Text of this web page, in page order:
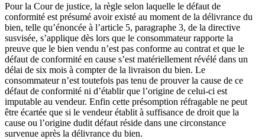
Pour la Cour de justice, la règle selon laquelle le défaut de
conformité est présumé avoir existé au moment de la délivrance du
bien, telle qu’énoncée à l’article 5, paragraphe 3, de la directive
susvisée, s’applique dès lors que le consommateur rapporte la
preuve que le bien vendu n’est pas conforme au contrat et que le
défaut de conformité en cause s’est matériellement révélé dans un
délai de six mois à compter de la livraison du bien. Le
consommateur n’est toutefois pas tenu de prouver la cause de ce
défaut de conformité ni d’établir que l’origine de celui-ci est
imputable au vendeur. Enfin cette présomption réfragable ne peut
être écartée que si le vendeur établit à suffisance de droit que la
cause ou l’origine dudit défaut réside dans une circonstance
survenue après la délivrance du bien.